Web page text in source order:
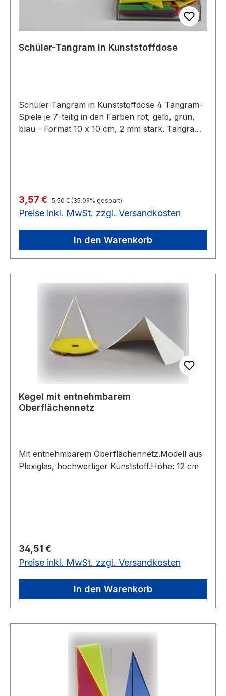
Schüler-Tangram in Kunststoffdose
Schüler-Tangram in Kunststoffdose 4 Tangram-
Spiele je 7-teilig in den Farben rot, gelb, grün,
blau - Format 10 x 10 cm, 2 mm stark. Tangram
der europäischer Puzzlespiele. Aus den immer
gleichbleibenden 7 Grundformen können mit
oder figürliche Darstellungen gelegt werden.
Dabei muss der Lehrer selbst entscheiden, ob er
soll aus allen 7 Formen entstehen. Solange
Vorrat reicht noch 2 Stück auf Lager Alter: Ab 3
Jahre Warnhinweis: Achtung! nicht geeignet für
Kinder unter 3 Jahren. - Kleinteile10 x 10 cm, 2
mm stark, 28 Teile Solange Vorrat reicht noch 2
Stück auf Lager Tangram-Heft-Bsp.pdf
Verkaufspreis:
3,57 € Regulärer Preis:
5,50 € (35.09% gespart)
Preise inkl. MwSt. zzgl. Versandkosten
In den Warenkorb
Kegel mit entnehmbarem
Oberflächennetz
Mit entnehmbarem Oberflächennetz.Modell aus
Plexiglas, hochwertiger Kunststoff.Höhe: 12 cm
Regulärer Preis:
34,51 €
Preise inkl. MwSt. zzgl. Versandkosten
In den Warenkorb